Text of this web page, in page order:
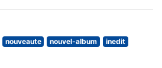
nouveaute nouvel-album
inedit